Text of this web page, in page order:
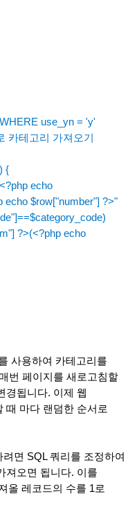
use_yn = 'y'
카테고리 가져오기
{
echo
echo $row["number"] ?>"
?>(<?php echo
사용하여 카테고리를
번 페이지를 새로고침할
경됩니다. 이제 웹
때 마다 랜덤한 순서로
면 SQL 쿼리를 조정하여
져오면 됩니다. 이를
올 레코드의 수를 1로